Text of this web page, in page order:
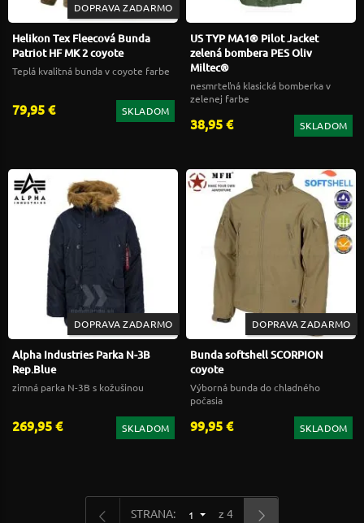
DOPRAVA ZADARMO
Helikon Tex Fleecová Bunda
Patriot HF MK 2 coyote
Teplá kvalitná bunda v coyote farbe
79,95 € SKLADOM
US TYP MA1® Pilot Jacket
zelená bombera PES Oliv
Miltec®
nesmrteľná klasická bomberka v
zelenej farbe
38,95 € SKLADOM
DOPRAVA ZADARMO
Alpha Industries Parka N-3B
Rep.Blue
zimná parka N-3B s kožušinou
269,95 € SKLADOM
DOPRAVA ZADARMO
Bunda softshell SCORPION
coyote
Výborná bunda do chladného
počasia
99,95 € SKLADOM
STRANA: 1 z 4